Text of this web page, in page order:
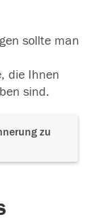
sollte man
die Ihnen
sind.
zu